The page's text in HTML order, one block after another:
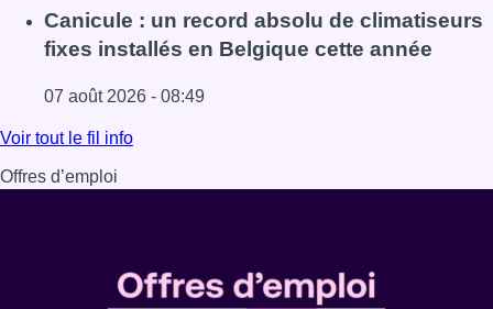
Lire l'article Survol de Bruxelles: Berchem-Sainte-
Canicule : un record absolu de climatiseurs
fixes installés en Belgique cette année
07 août 2026 - 08:49
Lire l'article Canicule : un record absolu de climatiseurs
Voir tout le fil info
Offres d’emploi